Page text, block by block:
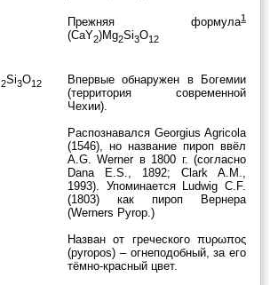
Прежняя формула1
(CaY2)Mg2Si3O12
2Si3O12
Впервые обнаружен в Богемии
(территория современной
Чехии).
Распознавался Georgius Agricola
(1546), но название пироп ввёл
A.G. Werner в 1800 г. (согласно
Dana E.S., 1892; Clark A.M.,
1993). Упоминается Ludwig C.F.
(1803) как пироп Вернера
(Werners Pyrop.)
Назван от греческого πυρωπoς
(pyropos) – огнеподобный, за его
тёмно-красный цвет.